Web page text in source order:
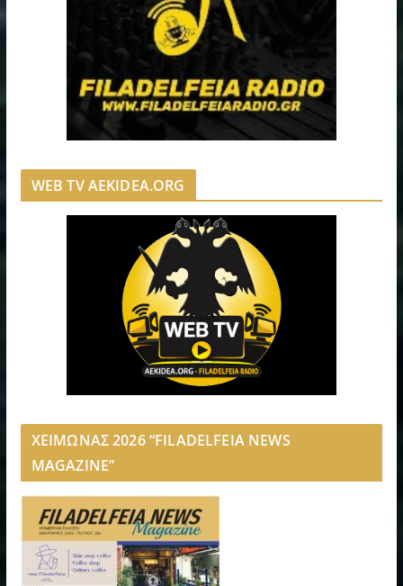
WEB TV AEKIDEA.ORG
ΧΕΙΜΩΝΑΣ 2026 “FILADELFEIA NEWS
MAGAZINE”